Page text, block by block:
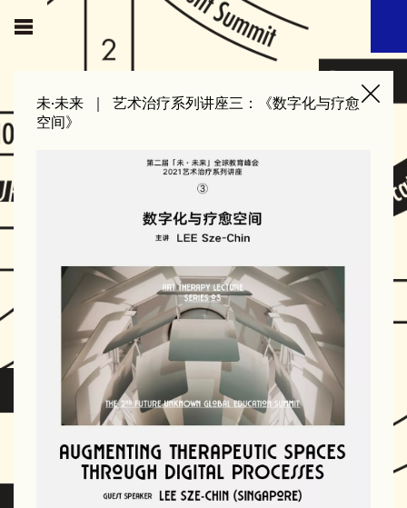
未·未来 ｜ 艺术治疗系列讲座三：《数字化与疗愈
空间》